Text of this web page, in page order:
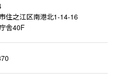
住之江区南港北1-14-16
舎40F